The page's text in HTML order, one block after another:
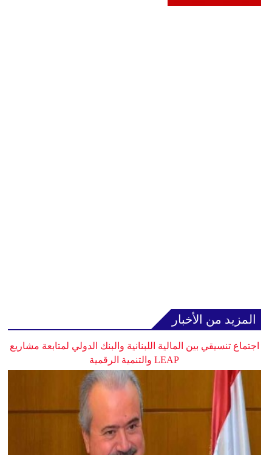
المزيد من الأخبار
اجتماع تنسيقي بين المالية اللبنانية والبنك الدولي لمتابعة مشاريع
LEAP والتنمية الرقمية